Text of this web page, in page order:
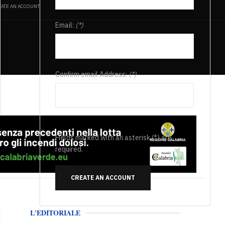
AN ACCOUNT
Email: (*)
Confirm email Address:(*)
Fields marked with an asterisk (*) are
required.
CREATE AN ACCOUNT
L'EDITORIALE